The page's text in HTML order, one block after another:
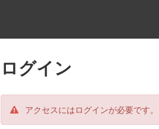
ログイン
アクセスにはログインが必要です。